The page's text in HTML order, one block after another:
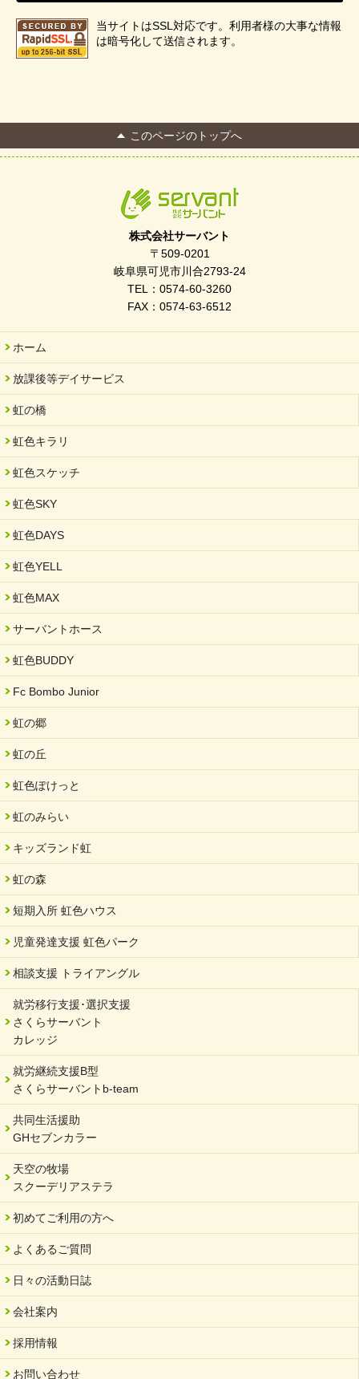
当サイトはSSL対応です。利用者様の大事な情報
は暗号化して送信されます。
このページのトップへ
株式会社サーバント
〒509-0201
岐阜県可児市川合2793-24
TEL：0574-60-3260
FAX：0574-63-6512
ホーム
放課後等デイサービス
虹の橋
虹色キラリ
虹色スケッチ
虹色SKY
虹色DAYS
虹色YELL
虹色MAX
サーバントホース
虹色BUDDY
Fc Bombo Junior
虹の郷
虹の丘
虹色ぽけっと
虹のみらい
キッズランド虹
虹の森
短期入所 虹色ハウス
児童発達支援 虹色パーク
相談支援 トライアングル
就労移行支援･選択支援
さくらサーバント
カレッジ
就労継続支援B型
さくらサーバントb-team
共同生活援助
GHセブンカラー
天空の牧場
スクーデリアステラ
初めてご利用の方へ
よくあるご質問
日々の活動日誌
会社案内
採用情報
お問い合わせ